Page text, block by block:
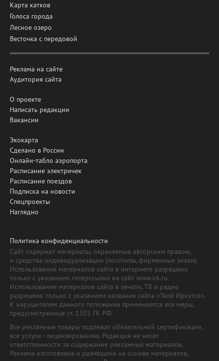
Карта катков
Голоса города
Лесное озеро
Весточка с передовой
Реклама на сайте
Аудитория сайта
О проекте
Написать редакции
Вакансии
Экокарта
Сделано в России
Онлайн-табло аэропорта
Расписание электричек
Расписание поездов
Подписка на новости
Спецпроекты
Наглядно
Политика конфиденциальности
Сайт содержит материалы, охраняемые авторским правом,
и средства индивидуализации (логотипы, фирменные знаки).
Использование материалов сайта в интернете разрешено
только с указанием гиперссылки на сайт www.irk.ru.
Использование материалов сайта в печати, ТВ и радио
разрешено только с указанием названия сайта «Твой Иркутск».
К нарушителям данного положения применяются все меры,
предусмотренные ст. 1301 ГК РФ.
Все рекламные товары подлежат обязательной сертификации,
все услуги - лицензированию. Редакция не несет
ответственности за содержание рекламных материалов.
Реклама изготовлена и размещена на основе материалов,